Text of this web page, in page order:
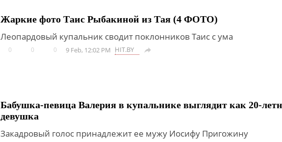
Жаркие фото Таис Рыбакиной из Тая (4 ФОТО)
Леопардовый купальник сводит поклонников Таис с ума
0 0 0 9 Feb, 12:02 PM HIT.BY 
Бабушка-певица Валерия в купальнике выглядит как 20-
девушка
Закадровый голос принадлежит ее мужу Иосифу Пригожину